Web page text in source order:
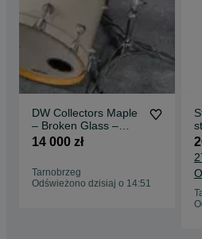
DW Collectors Maple
– Broken Glass –
USA – 10/12/16/22
14 000 zł
Tarnobrzeg
Odświeżono dzisiaj o 14:51